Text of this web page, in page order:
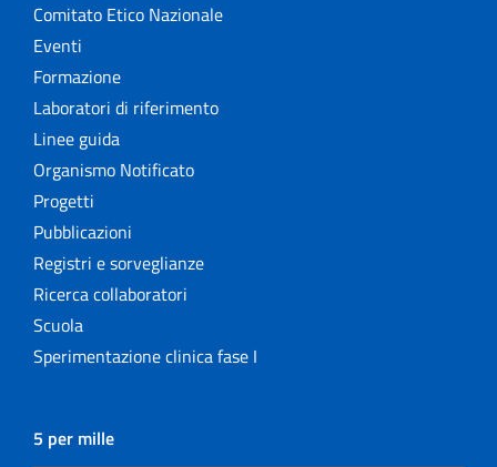
Comitato Etico Nazionale
Eventi
Formazione
Laboratori di riferimento
Linee guida
Organismo Notificato
Progetti
Pubblicazioni
Registri e sorveglianze
Ricerca collaboratori
Scuola
Sperimentazione clinica fase I
5 per mille